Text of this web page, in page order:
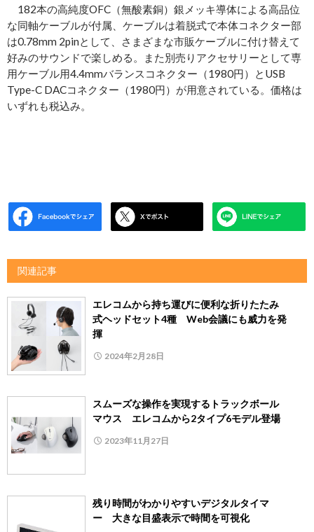
182本の高純度OFC（無酸素銅）銀メッキ導体による高品位
な同軸ケーブルが付属、ケーブルは着脱式で本体コネクター部
は0.78mm 2pinとして、さまざまな市販ケーブルに付け替えて
好みのサウンドで楽しめる。また別売りアクセサリーとして専
用ケーブル用4.4mmバランスコネクター（1980円）とUSB
Type-C DACコネクター（1980円）が用意されている。価格は
いずれも税込み。
関連記事
エレコムから持ち運びに便利な折りたたみ
式ヘッドセット4種 Web会議にも威力を発
揮
2024年2月28日
スムーズな操作を実現するトラックボール
マウス エレコムから2タイプ6モデル登場
2023年11月27日
残り時間がわかりやすいデジタルタイマ
ー 大きな目盛表示で時間を可視化